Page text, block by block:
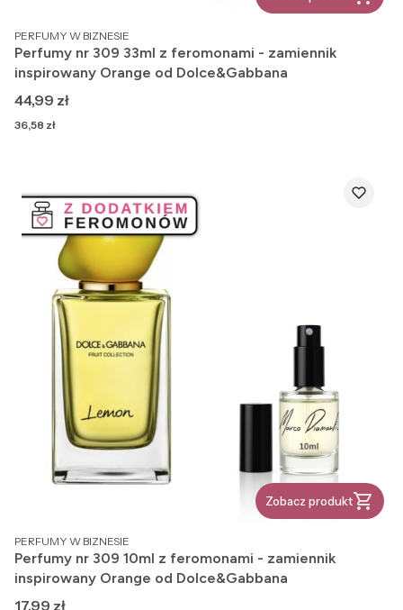
PRODUCENT
PERFUMY W BIZNESIE
Perfumy nr 309 33ml z feromonami - zamiennik
inspirowany Orange od Dolce&Gabbana
Cena
44,99 zł
Cena
36,58 zł
Zobacz produkt
PRODUCENT
PERFUMY W BIZNESIE
Perfumy nr 309 10ml z feromonami - zamiennik
inspirowany Orange od Dolce&Gabbana
Cena
17,99 zł